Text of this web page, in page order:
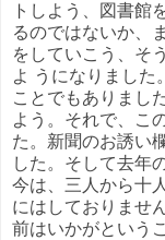
トしよう、図書館
るのではないか、
をしていこう、そ
よ うになりました
ことでもありまし
よう。それで、こ
た。新聞のお誘い
した。そして去年
今は、三人から十
にはしておりませ
前はいかがという